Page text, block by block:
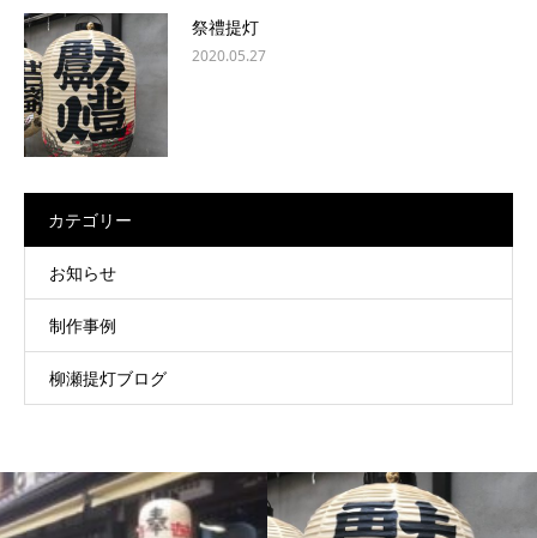
祭禮提灯
2020.05.27
カテゴリー
お知らせ
制作事例
柳瀬提灯ブログ